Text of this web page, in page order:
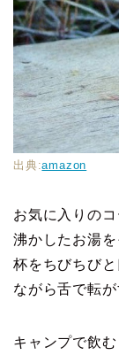
出典:amazon
お気に入りの
沸かしたお湯
杯をちびちび
ながら舌で転が
キャンプで飲